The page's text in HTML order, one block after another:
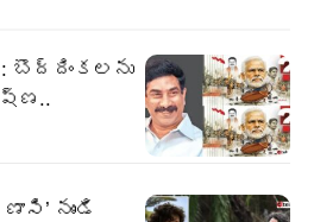
: బొద్దింకలను
నుండి